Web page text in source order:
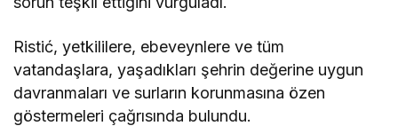
Ristić, yetkililere, ebeveynlere ve tüm
vatandaşlara, yaşadıkları şehrin değerine uygun
davranmaları ve surların korunmasına özen
göstermeleri çağrısında bulundu.